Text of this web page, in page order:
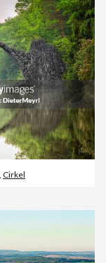
Cirkel